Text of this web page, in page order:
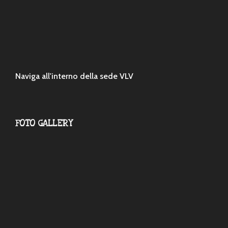
Naviga all'interno della sede VLV
FOTO GALLERY